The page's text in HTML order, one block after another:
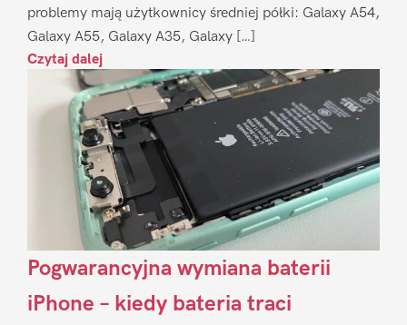
problemy mają użytkownicy średniej półki: Galaxy A54,
Galaxy A55, Galaxy A35, Galaxy […]
Czytaj dalej
Pogwarancyjna wymiana baterii
iPhone – kiedy bateria traci